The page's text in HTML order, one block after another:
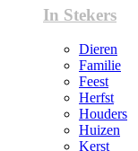
In Stekers
Dieren
Familie
Feest
Herfst
Houders
Huizen
Kerst